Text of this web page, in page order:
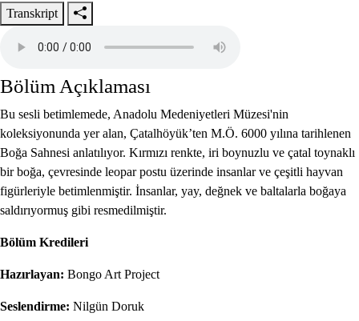
Transkript
Bölüm Açıklaması
Bu sesli betimlemede, Anadolu Medeniyetleri Müzesi'nin
koleksiyonunda yer alan, Çatalhöyük’ten M.Ö. 6000 yılına tarihlenen
Boğa Sahnesi anlatılıyor. Kırmızı renkte, iri boynuzlu ve çatal toynaklı
bir boğa, çevresinde leopar postu üzerinde insanlar ve çeşitli hayvan
figürleriyle betimlenmiştir. İnsanlar, yay, değnek ve baltalarla boğaya
saldırıyormuş gibi resmedilmiştir.
Bölüm Kredileri
Hazırlayan: Bongo Art Project
Seslendirme: Nilgün Doruk